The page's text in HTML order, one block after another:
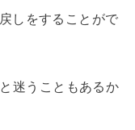
しをすることがで
迷うこともあるか